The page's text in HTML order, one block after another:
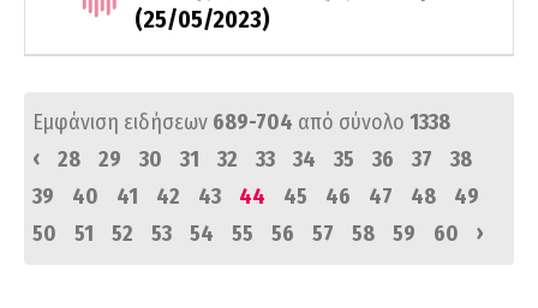
(25/05/2023)
Εμφάνιση ειδήσεων 689-704 από σύνολο 1338
‹
28 29 30 31 32 33 34 35 36 37
38
39
40 41 42 43 44 45 46 47 48
49
50
51 52 53 54 55 56 57 58 59 60 ›